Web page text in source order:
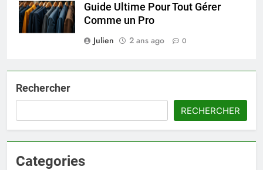
Guide Ultime Pour Tout Gérer
Comme un Pro
Julien
2 ans ago 0
Rechercher
RECHERCHER
Categories